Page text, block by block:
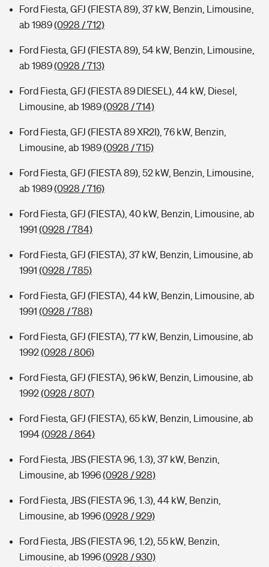
Ford Fiesta, GFJ (FIESTA 89), 37 kW, Benzin, Limousine,
ab 1989(0928 / 712)
Ford Fiesta, GFJ (FIESTA 89), 54 kW, Benzin, Limousine,
ab 1989(0928 / 713)
Ford Fiesta, GFJ (FIESTA 89 DIESEL), 44 kW, Diesel,
Limousine, ab 1989(0928 / 714)
Ford Fiesta, GFJ (FIESTA 89 XR2I), 76 kW, Benzin,
Limousine, ab 1989(0928 / 715)
Ford Fiesta, GFJ (FIESTA 89), 52 kW, Benzin, Limousine,
ab 1989(0928 / 716)
Ford Fiesta, GFJ (FIESTA), 40 kW, Benzin, Limousine, ab
1991 (0928 / 784)
Ford Fiesta, GFJ (FIESTA), 37 kW, Benzin, Limousine, ab
1991 (0928 / 785)
Ford Fiesta, GFJ (FIESTA), 44 kW, Benzin, Limousine, ab
1991 (0928 / 788)
Ford Fiesta, GFJ (FIESTA), 77 kW, Benzin, Limousine, ab
1992(0928 / 806)
Ford Fiesta, GFJ (FIESTA), 96 kW, Benzin, Limousine, ab
1992(0928 / 807)
Ford Fiesta, GFJ (FIESTA), 65 kW, Benzin, Limousine, ab
1994(0928 / 864)
Ford Fiesta, JBS (FIESTA 96, 1.3), 37 kW, Benzin,
Limousine, ab 1996(0928 / 928)
Ford Fiesta, JBS (FIESTA 96, 1.3), 44 kW, Benzin,
Limousine, ab 1996(0928 / 929)
Ford Fiesta, JBS (FIESTA 96, 1.2), 55 kW, Benzin,
Limousine, ab 1996(0928 / 930)